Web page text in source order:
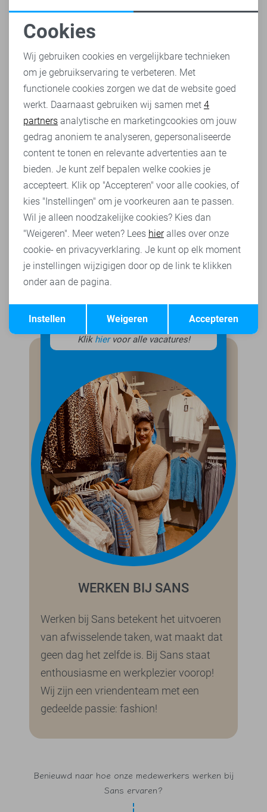
"GASTVRIJHEID STAAT ECHT
BOVENAAN"
Achter Sans vind je een gedreven team.
Wij zorgen ervoor dat de klant zich
gehoord en gezien voelt. Samen halen
wij alles uit de kast om nét dit stapje
extra te zetten om de klant tevreden te
houden.
Op de hoogte blijven van onze ontwikkelingen en
ben je benieuwd wat we naast ons werk samen
doen? Check
Klik hiervoor alle vacatures!
WERKEN BIJ SANS
Werken bij Sans betekent het uitvoeren
van afwisselende taken, wat maakt dat
geen dag het zelfde is. Bij Sans staat
enthousiasme en werkplezier voorop!
Wij zijn een vriendenteam met een
gedeelde passie: fashion!
Benieuwd naar hoe onze medewerkers werken bij
Sans ervaren?
Noodzakelijke cookies
Personalisatie cookies
Analytische cookies
Marketing cookies
Terug Opslaan
Cookies
Wij gebruiken cookies en vergelijkbare technieken
om je gebruikservaring te verbeteren. Met
functionele cookies zorgen we dat de website goed
werkt. Daarnaast gebruiken wij samen met 4
partners analytische en marketingcookies om jouw
gedrag anoniem te analyseren, gepersonaliseerde
content te tonen en relevante advertenties aan te
bieden. Je kunt zelf bepalen welke cookies je
accepteert. Klik op "Accepteren" voor alle cookies, of
kies "Instellingen" om je voorkeuren aan te passen.
Wil je alleen noodzakelijke cookies? Kies dan
"Weigeren". Meer weten? Lees hieralles over onze
cookie- en privacyverklaring. Je kunt op elk moment
je instellingen wijzigigen door op de link te klikken
onder aan de pagina.
Accepteren
Weigeren
Instellen